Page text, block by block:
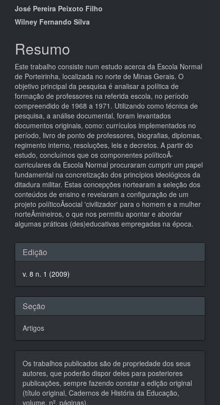
Conteúdo
do
artigo
principal
José Pereira Peixoto Filho
Wilney Fernando Silva
Resumo
Este trabalho consiste num estudo acerca da Escola Normal
de Porteirinha, localizada no norte de Minas Gerais. O
objetivo principal da pesquisa é analisar a política de
formação de professores na referida escola, no período
compreendido de 1968 a 1971. Utilizando como técnica de
pesquisa, a análise documental, foram levantados
documentos originais, como: currículos implementados no
período, livro de ponto de professores, biografias, diplomas,
regimento interno, resoluções, leis e decretos. A partir do
estudo, concluímos que os componentes políticoÂ­
curriculares da Escola Normal procuraram cumprir um papel
fundamental na concretização dos princípios ideológicos da
ditadura militar. Estas concepções nortearam a seleção dos
conteúdos de ensino e revelaram a configuração de um
projeto políticoÂ­social 'civilizador' para o homem e a mulher
norteÂ­mineiros, o que nos permitiu apontar e abordar
algumas práticas (des)educativas empregadas na época.
Detalhes
do
artigo
Edição
v. 8 n. 1 (2009)
Seção
Artigos
Os trabalhos publicados são de propriedade dos seus
autores, que poderão dispor deles para posteriores
publicações, sempre fazendo constar a edição original
(título original, Cadernos de História da Educação,
volume, nº, páginas).